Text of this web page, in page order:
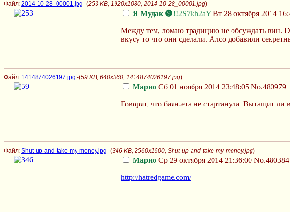
Файл: 2014-10-28_00001.jpg -(253 KB, 1920x1080, 2014-10-28_00001.jpg)
Я Мудак ➒ !!2S7kh2aY Вт 28 октября 2014
Между тем, ломаю традицию не обсуждать вин.
вкусу то что они сделали. Алсо добавили
Файл: 1414874026197.jpg -(59 KB, 640x360, 1414874026197.jpg)
Марио Сб 01 ноября 2014 23:48:05 No.480979
Говорят, что баян-ета не стартанула. Вытащит
Файл: Shut-up-and-take-my-money.jpg -(346 KB, 2560x1600, Shut-up-and-take-my-money.jpg)
Марио Ср 29 октября 2014 21:36:00 No.480384
http://hatredgame.com/